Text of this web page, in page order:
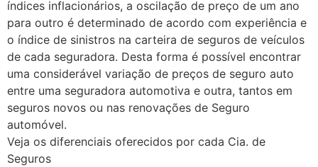
índices inflacionários, a oscilação de preço de um ano
para outro é determinado de acordo com experiência e
o índice de sinistros na carteira de seguros de veículos
de cada seguradora. Desta forma é possível encontrar
uma considerável variação de preços de seguro auto
entre uma seguradora automotiva e outra, tantos em
seguros novos ou nas renovações de Seguro
automóvel.
Veja os diferenciais oferecidos por cada Cia. de
Seguros